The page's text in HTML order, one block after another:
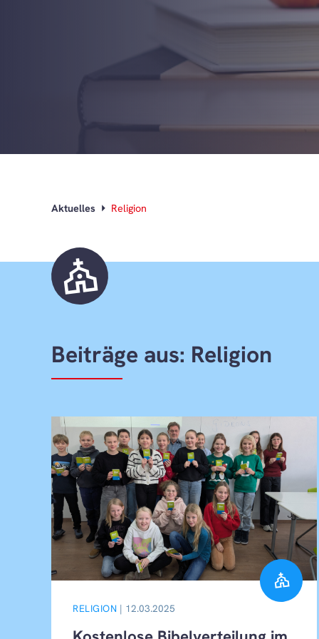
Aktuelles Religion
church
Beiträge aus: Religion
church
RELIGION | 12.03.2025